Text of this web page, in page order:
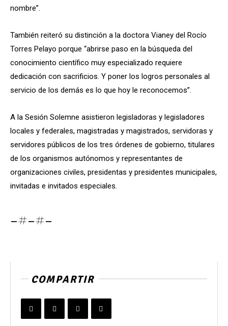
nombre”.
También reiteró su distinción a la doctora Vianey del Rocío
Torres Pelayo porque “abrirse paso en la búsqueda del
conocimiento científico muy especializado requiere
dedicación con sacrificios. Y poner los logros personales al
servicio de los demás es lo que hoy le reconocemos”.
A la Sesión Solemne asistieron legisladoras y legisladores
locales y federales, magistradas y magistrados, servidoras y
servidores públicos de los tres órdenes de gobierno, titulares
de los organismos autónomos y representantes de
organizaciones civiles, presidentas y presidentes municipales,
invitadas e invitados especiales.
-#-#-
COMPARTIR